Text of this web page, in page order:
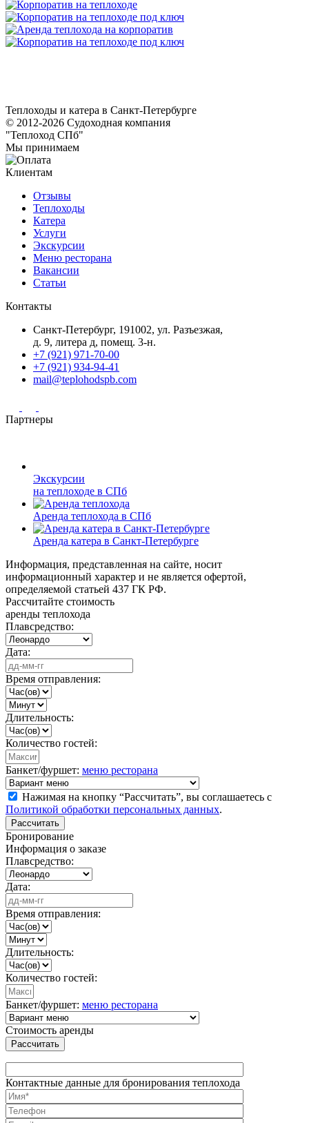
Теплоходы и катера в Санкт-Петербурге
© 2012-2026 Судоходная компания
"Теплоход СПб"
Мы принимаем
Клиентам
Отзывы
Теплоходы
Катера
Услуги
Экскурсии
Меню ресторана
Вакансии
Статьи
Контакты
Санкт-Петербург, 191002, ул. Разъезжая,
д. 9, литера д, помещ. 3-н.
+7 (921) 971-70-00
+7 (921) 934-94-41
mail@teplohodspb.com
Партнеры
Экскурсии
на теплоходе в СПб
Аренда теплохода в СПб
Аренда катера в Санкт-Петербурге
Информация, представленная на сайте, носит
информационный характер и не является офертой,
определяемой статьей 437 ГК РФ.
Рассчитайте стоимость
аренды теплохода
Плавсредство:
Дата:
Время отправления:
Длительность:
Количество гостей:
Банкет/фуршет: меню ресторана
Нажимая на кнопку “Рассчитать”, вы соглашаетесь с
Политикой обработки персональных данных.
Рассчитать
Бронирование
Информация о заказе
Плавсредство:
Дата:
Время отправления:
Длительность:
Количество гостей:
Банкет/фуршет: меню ресторана
Стоимость аренды
Рассчитать
Контактные данные для бронирования теплохода